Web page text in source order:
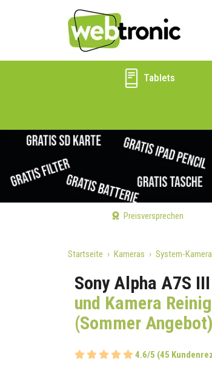
Tablets
Preisversprechen
Startseite Kameras System-
Sony Alpha A7S III
und Kamera
(Sommer Angebot)
4.6/5 (45